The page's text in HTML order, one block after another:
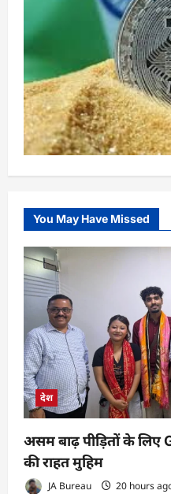
You May Have Missed
देश
असम बाढ़ पीड़ितों के लिए
की राहत मुहिम
JA Bureau 20 hours